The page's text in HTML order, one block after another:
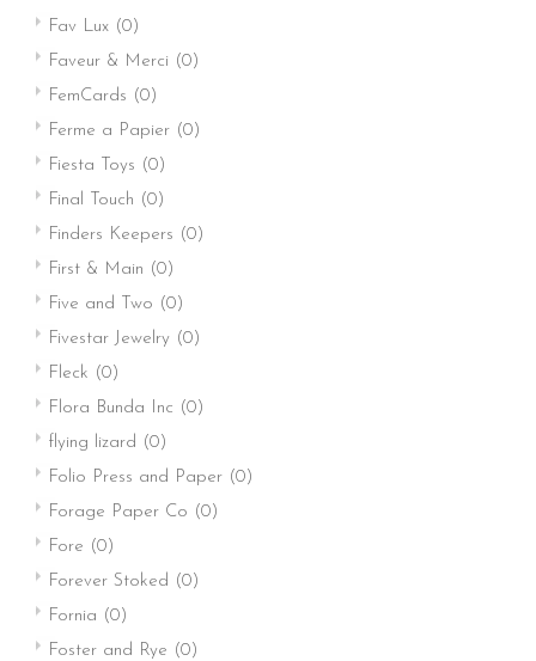
Fav Lux (0)
Faveur & Merci (0)
FemCards (0)
Ferme a Papier (0)
Fiesta Toys (0)
Final Touch (0)
Finders Keepers (0)
First & Main (0)
Five and Two (0)
Fivestar Jewelry (0)
Fleck (0)
Flora Bunda Inc (0)
flying lizard (0)
Folio Press and Paper (0)
Forage Paper Co (0)
Fore (0)
Forever Stoked (0)
Fornia (0)
Foster and Rye (0)